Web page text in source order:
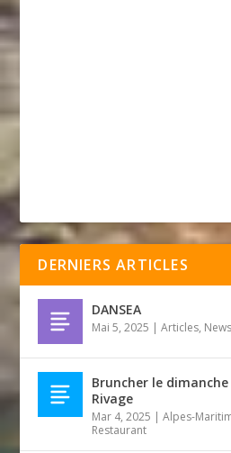
DERNIERS ARTICLES
DANSEA
Mai 5, 2025 |Articles,
Bruncher le
Rivage
Mar 4, 2025 |Alpes-
Restaurant